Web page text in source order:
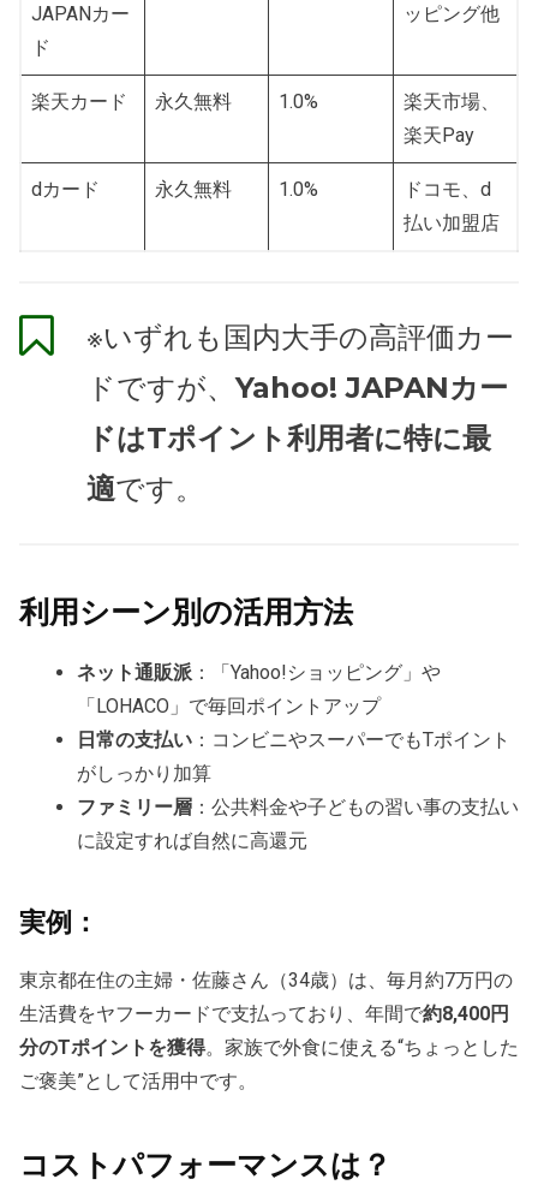
JAPANカー
ド
ッピング他
楽天カード 永久無料 1.0%
楽天市場、
楽天Pay
dカード 永久無料 1.0%
ドコモ、d
払い加盟店
※いずれも国内大手の高評価カー
ドですが、Yahoo! JAPANカー
ドはTポイント利用者に特に最
適です。
利用シーン別の活用方法
ネット通販派 ：「Yahoo!ショッピング」や
「LOHACO」で毎回ポイントアップ
日常の支払い ：コンビニやスーパーでもTポイント
がしっかり加算
ファミリー層 ：公共料金や子どもの習い事の支払い
に設定すれば自然に高還元
実例：
東京都在住の主婦・佐藤さん（34歳）は、毎月約7万円の
生活費をヤフーカードで支払っており、年間で約8,400円
分のTポイントを獲得。家族で外食に使える“ちょっとした
ご褒美”として活用中です。
コストパフォーマンスは？